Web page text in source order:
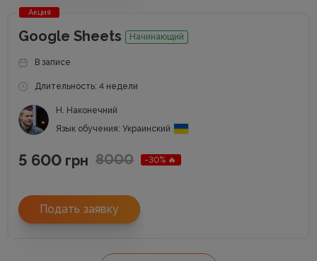
Акция
Google Sheets Начинающий
В записе
Длительность: 4 недели
Н. Наконечний
Язык обучения: Украинский
5 600 грн 8000 -30% 🔥
Подать заявку